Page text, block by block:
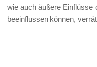
wie auch äußere Einflüsse
beeinflussen können,